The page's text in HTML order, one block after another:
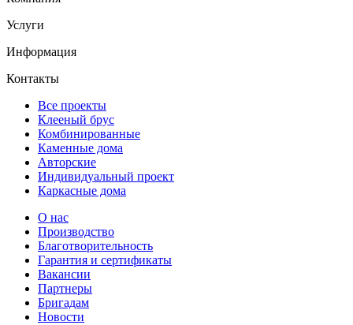
Услуги
Информация
Контакты
Все проекты
Клееный брус
Комбинированные
Каменные дома
Авторские
Индивидуальный проект
Каркасные дома
О нас
Производство
Благотворительность
Гарантия и сертификаты
Вакансии
Партнеры
Бригадам
Новости